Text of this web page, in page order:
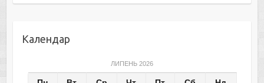
Календар
ЛИПЕНЬ 2026